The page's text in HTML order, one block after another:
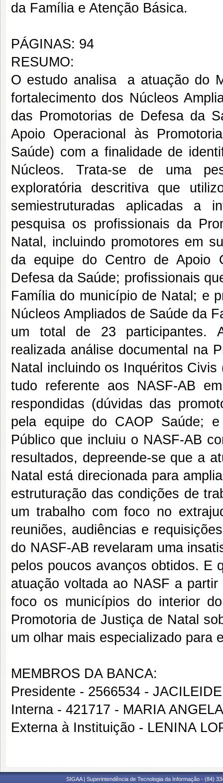
da Família e Atenção Básica.
PÁGINAS: 94
RESUMO:
O estudo analisa a atuação do
fortalecimento dos Núcleos
das Promotorias de Defesa da
Apoio Operacional às
Saúde) com a finalidade de
Núcleos. Trata-se de uma
exploratória descritiva que
semiestruturadas aplicadas a
pesquisa os profissionais da
Natal, incluindo promotores em
da equipe do Centro de Apoio
Defesa da Saúde; profissionais
Família do município de Natal; e
Núcleos Ampliados de Saúde da
um total de 23 participantes.
realizada análise documental na
Natal incluindo os Inquéritos
tudo referente aos NASF-AB
respondidas (dúvidas das
pela equipe do CAOP Saúde;
Público que incluiu o NASF-AB
resultados, depreende-se que a
Natal está direcionada para
estruturação das condições de
um trabalho com foco no
reuniões, audiências e
do NASF-AB revelaram uma
pelos poucos avanços obtidos. E
atuação voltada ao NASF a
foco os municípios do interior
Promotoria de Justiça de Natal
um olhar mais especializado para
MEMBROS DA BANCA:
Presidente - 2566534 -
Interna - 421717 - MARIA
Externa à Instituição - LENINA
SIGAA | Superintendência de Tecnologia da Informação - (84)